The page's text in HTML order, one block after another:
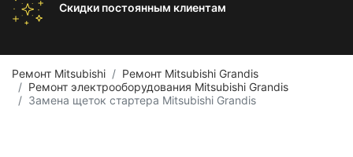
Скидки постоянным клиентам
Ремонт Mitsubishi
Ремонт Mitsubishi Grandis
Ремонт электрооборудования Mitsubishi Grandis
Замена щеток стартера Mitsubishi Grandis